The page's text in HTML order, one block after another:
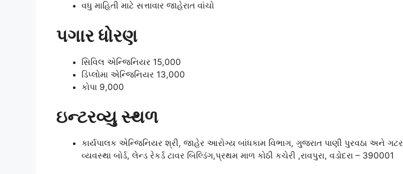
વધુ માહિતી માટે સત્તાવાર જાહેરાત વાંચો
પગાર ધોરણ
સિવિલ એન્જિનિયર 15,000
ડિપ્લોમા એન્જિનિયર 13,000
કોપા 9,000
ઇન્ટરવ્યુ સ્થળ
કાર્યપાલક એન્જિનિયર શ્રી, જાહેર આરોગ્ય બાંધકામ વિભાગ, ગુજરાત પાણી પુરવઠા અને ગટર
વ્યવસ્થા બોર્ડ, લેન્ડ રેકર્ડ ટાવર બિલ્ડિંગ,પ્રથમ માળ કોઠી કચેરી ,રાવપુરા, વડોદરા – 390001